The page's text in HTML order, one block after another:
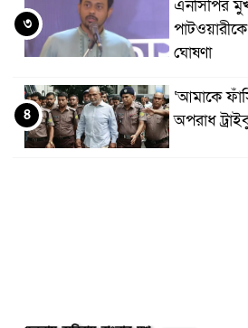
এনসিপির
ঘোষণা
৩
‘আমাকে
অপরাধ
৪